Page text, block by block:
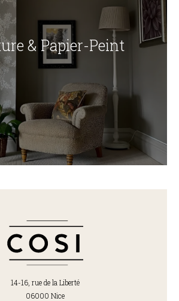
& Papier-Peint
14-16, rue de la Liberté
06000 Nice